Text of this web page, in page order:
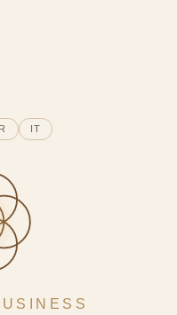
IT